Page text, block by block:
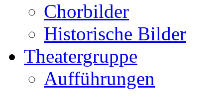
Chorbilder
Historische Bilder
Theatergruppe
Aufführungen